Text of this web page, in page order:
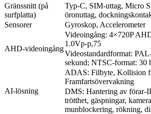
Gränssnitt (på
surfplatta)
Typ-C, SIM-uttag, Micro
öronuttag,
Sensorer
Gyroskop, Accelerometer
AHD-videoingång
Videoingång: 4×720P
1.0Vp-p,75
Videostandardformat:
sekund; NTSC-format: 30
AI-lösning
ADAS: Filbyte, Kollision
Framfartsövervakning
DMS: Hantering av förar-
trötthet, gäspningar,
munblockering, rökning,